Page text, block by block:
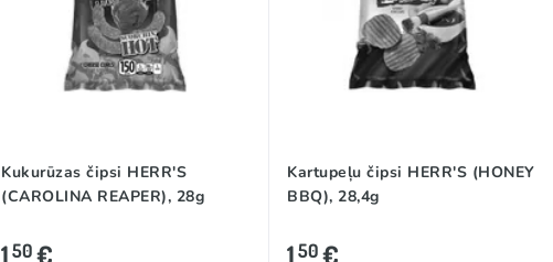
Kukurūzas čipsi HERR'S
(CAROLINA REAPER), 28g
150€
Kartupeļu čipsi HERR'S (HONEY
BBQ), 28,4g
150€